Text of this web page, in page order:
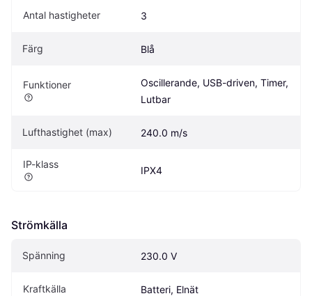
Antal hastigheter 3
Färg Blå
Funktioner
Oscillerande, USB-driven, Timer,
Lutbar
Lufthastighet (max) 240.0 m/s
IP-klass
IPX4
Strömkälla
Spänning 230.0 V
Kraftkälla Batteri, Elnät